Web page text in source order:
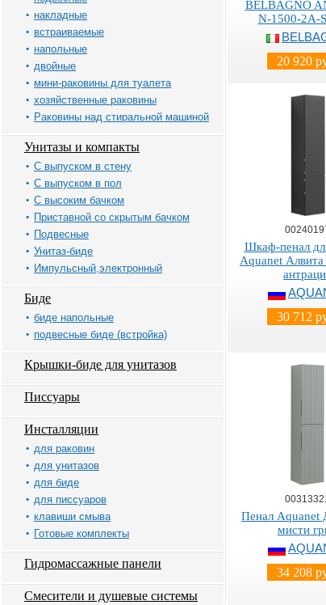
накладные
встраиваемые
напольные
двойные
мини-раковины для туалета
хозяйственные раковины
Раковины над стиральной машиной
Унитазы и компакты
С выпуском в стену
С выпуском в пол
С высоким бачком
Приставной со скрытым бачком
Подвесные
Унитаз-биде
Импульсный,электронный
Биде
биде напольные
подвесные биде (встройка)
Крышки-биде для унитазов
Писсуары
Инсталляции
для раковин
для унитазов
для биде
для писсуаров
клавиши смыва
Готовые комплекты
Гидромассажные панели
Смесители и душевые системы
BELBAGNO
N-1500-2A-
20 920
Шкаф-пенал
Aquanet
30 712
Пенал Aquanet
мисти
34 208